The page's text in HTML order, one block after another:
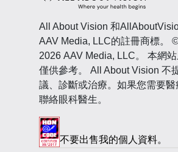
All About Vision 和
AAV Media, LLC的註冊商標。
2026 AAV Media, LLC。 本網
僅供參考。 All About Vision 不
議、診斷或治療。如果您需要
聯絡眼科醫生。
不要出售我的個人資料。